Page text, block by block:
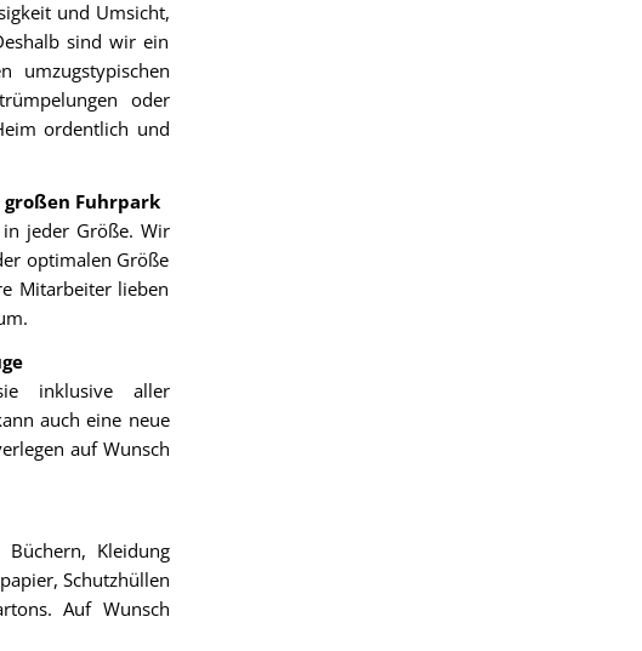
und Umsicht,
sind wir ein
umzugstypischen
oder
ordentlich und
großen Fuhrpark
jeder Größe. Wir
optimalen Größe
Mitarbeiter lieben
inklusive aller
auch eine neue
auf Wunsch
Büchern, Kleidung
Schutzhüllen
Auf Wunsch